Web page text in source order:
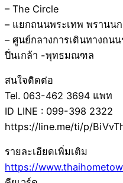
– The Circle
– แยกถนนพระเทพ พรานน
– ศูนย์กลางการเดินทางถน
ปิ่นเกล้า -พุทธมณฑล
สนใจติดต่อ
Tel. 063-462 3694 แพท
ID LINE : 099-398 2322
https://line.me/ti/p/
รายละเอียดเพิ่มเติม
https://